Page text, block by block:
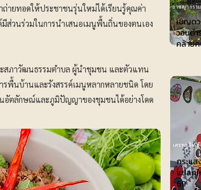
ายทอดให้ประชาชนรุ่นใหม่ได้เรียนรู้คุณค่า
วนร่วมในการนำเสนอเมนูพื้นถิ่นของตนเอง
สภาวัฒนธรรมตำบล ผู้นำชุมชน และตัวแทน
พื้นบ้านและรังสรรค์เมนูหลากหลายชนิด โดย
อัตลักษณ์และภูมิปัญญาของชุมชนได้อย่างโดด
เชิญด
วอนตำ
คล้าย
อาชญากรรม
กระแ
แปลกใ
69
เศรษฐกิจ-สั